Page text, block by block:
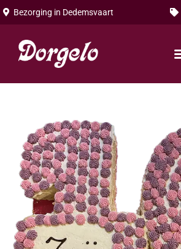
Bezorging in Dedemsvaart